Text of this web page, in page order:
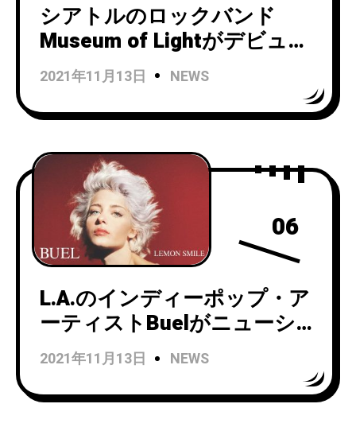
シアトルのロックバンド
Museum of Lightがデビュー
アルバム『Horizon』を
Spartan Recordsからリリー
ス！
2021年11月13日 NEWS
06
L.A.のインディーポップ・ア
ーティストBuelがニューシ
ングル「Lemon Smile」のリ
リックビデオを公開！
2021年11月13日 NEWS